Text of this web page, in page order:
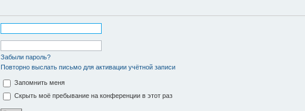
Забыли пароль?
Повторно выслать письмо для активации учётной записи
Запомнить меня
Скрыть моё пребывание на конференции в этот раз